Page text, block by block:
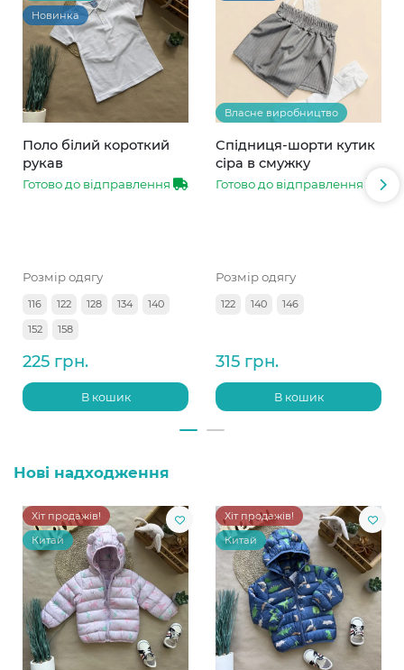
Новинка
Поло білий короткий
рукав
Готово до відправлення
Розмір одягу
116 122 128 134
140
152
158
225 грн.
В кошик
Власне виробництво
Спідниця-шорти кутик
сіра в смужку
Готово до відправлення
Розмір одягу
122 140 146
315 грн.
В кошик
Нові надходження
Хіт продажів!
Китай
Хіт продажів!
Китай